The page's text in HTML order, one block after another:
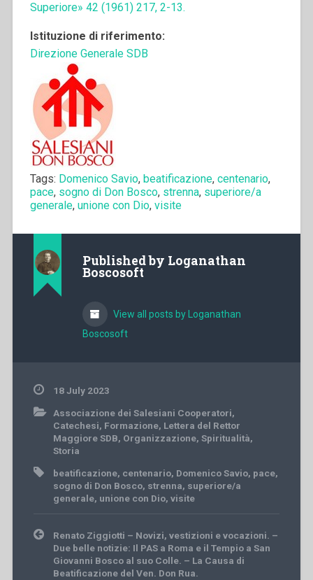
Superiore» 42 (1961) 217, 2-13.
Istituzione di riferimento:
Direzione Generale SDB
Tags: Domenico Savio, beatificazione, centenario,
pace, sogno di Don Bosco, strenna, superiore/a
generale, unione con Dio, visite
Published by Loganathan
Boscosoft
View all posts by Loganathan
Boscosoft
18 July 2023
Associazione dei Salesiani Cooperatori,
Catechesi, Formazione, Lettera del Rettor
Maggiore SDB, Organizzazione, Spiritualità,
Storia
beatificazione, centenario, Domenico Savio, pace,
sogno di Don Bosco, strenna, superiore/a
generale, unione con Dio, visite
Post
navigation
Renato Ziggiotti – Novizi, vestizioni e vocazioni. –
Due belle notizie: Il PAS a Roma e il Tempio a San
Giovanni Bosco al suo Colle. – La Causa di
Beatificazione del Ven. Don Rua.